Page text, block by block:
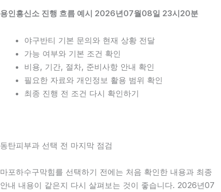
용인흥신소 진행 흐름 예시 2026년07월08일 23시20분
야구반티 기본 문의와 현재 상황 전달
가능 여부와 기본 조건 확인
비용, 기간, 절차, 준비사항 안내 확인
필요한 자료와 개인정보 활용 범위 확인
최종 진행 전 조건 다시 확인하기
동탄피부과 선택 전 마지막 점검
마포하수구막힘를 선택하기 전에는 처음 확인한 내용과 최종
안내 내용이 같은지 다시 살펴보는 것이 좋습니다. 2026년07